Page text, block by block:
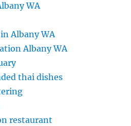
WA
Albany WA
Albany WA
thai dishes
restaurant